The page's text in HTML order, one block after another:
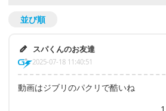
並び順
スパくんのお友達
2025-07-18 11:40:51
動画はジブリのパクリで酷いね